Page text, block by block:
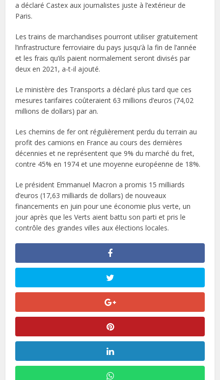
a déclaré Castex aux journalistes juste à l’extérieur de
Paris.
Les trains de marchandises pourront utiliser gratuitement
l’infrastructure ferroviaire du pays jusqu’à la fin de l’année
et les frais qu’ils paient normalement seront divisés par
deux en 2021, a-t-il ajouté.
Le ministère des Transports a déclaré plus tard que ces
mesures tarifaires coûteraient 63 millions d’euros (74,02
millions de dollars) par an.
Les chemins de fer ont régulièrement perdu du terrain au
profit des camions en France au cours des dernières
décennies et ne représentent que 9% du marché du fret,
contre 45% en 1974 et une moyenne européenne de 18%.
Le président Emmanuel Macron a promis 15 milliards
d’euros (17,63 milliards de dollars) de nouveaux
financements en juin pour une économie plus verte, un
jour après que les Verts aient battu son parti et pris le
contrôle des grandes villes aux élections locales.